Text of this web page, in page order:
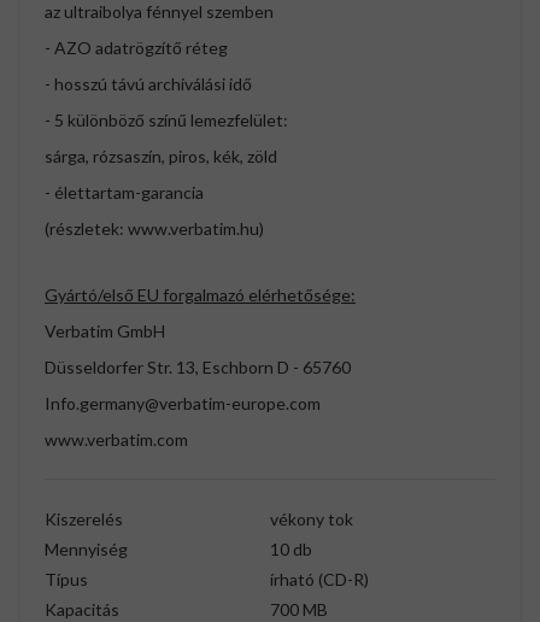
az ultraibolya fénnyel szemben
- AZO adatrögzítő réteg
- hosszú távú archiválási idő
- 5 különböző színű lemezfelület:
sárga, rózsaszín, piros, kék, zöld
- élettartam-garancia
(részletek: www.verbatim.hu)
Gyártó/első EU forgalmazó elérhetősége:
Verbatim GmbH
Düsseldorfer Str. 13, Eschborn D - 65760
Info.germany@verbatim-europe.com
www.verbatim.com
Kiszerelés
vékony tok
Mennyiség
10 db
Típus
írható (CD-R)
Kapacitás
700 MB